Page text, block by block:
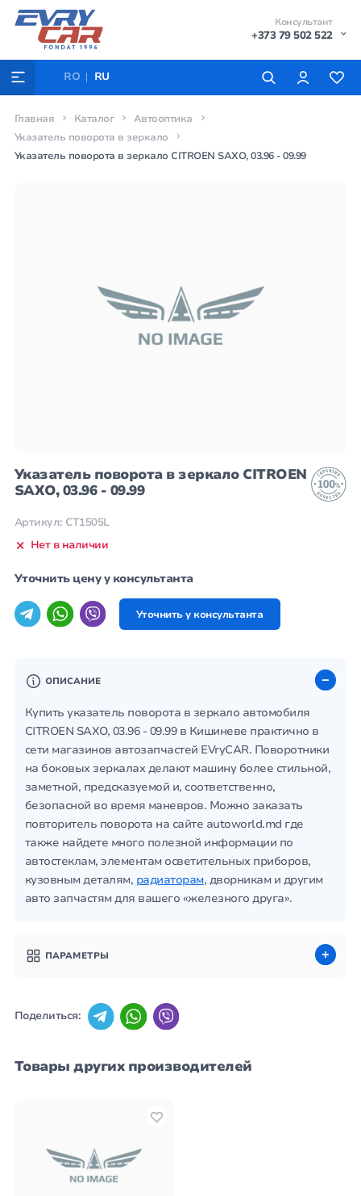
Консультант
+373 79 502 522
RO RU
Главная Каталог
Автооптика
Указатель поворота в зеркало
Указатель поворота в зеркало CITROEN SAXO, 03.96 - 09.99
Указатель поворота в зеркало CITROEN
SAXO, 03.96 - 09.99
Артикул: CT1505L
Нет в наличии
Уточнить цену у консультанта
Уточнить у консультанта
ОПИСАНИЕ
Купить указатель поворота в зеркало автомобиля
CITROEN SAXO, 03.96 - 09.99 в Кишиневе практично в
сети магазинов автозапчастей EVryCAR. Поворотники
на боковых зеркалах делают машину более стильной,
заметной, предсказуемой и, соответственно,
безопасной во время маневров. Можно заказать
повторитель поворота на сайте autoworld.md где
также найдете много полезной информации по
автостеклам, элементам осветительных приборов,
кузовным деталям, радиаторам, дворникам и другим
авто запчастям для вашего «железного друга».
ПАРАМЕТРЫ
Поделиться:
Товары других производителей